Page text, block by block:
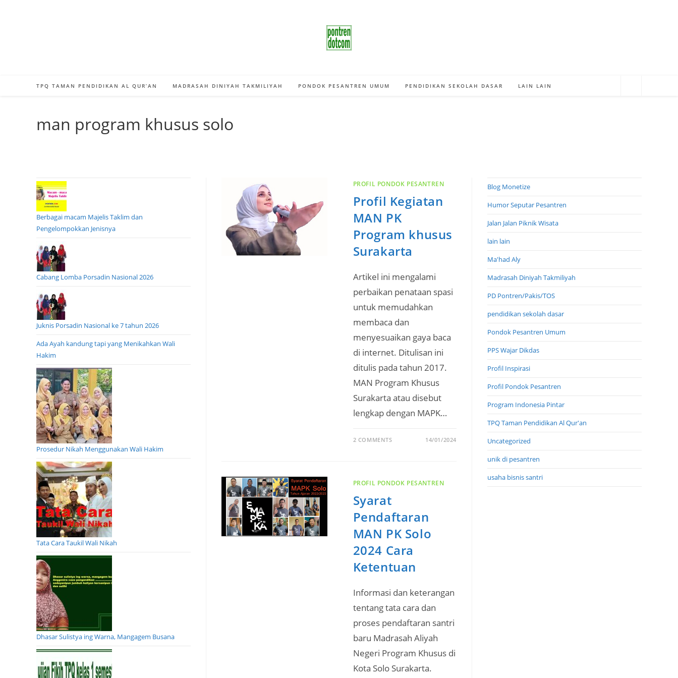
TPQ TAMAN PENDIDIKAN AL QUR’AN MADRASAH DINIYAH TAKMILIYAH PONDOK PESANTREN UMUM PENDIDIKAN SEKOLAH DASAR LAIN LAIN
man program khusus solo
PROFIL PONDOK PESANTREN
Profil Kegiatan
MAN PK
Program khusus
Surakarta
Artikel ini mengalami
perbaikan penataan spasi
untuk memudahkan
membaca dan
menyesuaikan gaya baca
di internet. Ditulisan ini
ditulis pada tahun 2017.
MAN Program Khusus
Surakarta atau disebut
lengkap dengan MAPK…
2 COMMENTS 14/01/2024
PROFIL PONDOK PESANTREN
Syarat
Pendaftaran
MAN PK Solo
2024 Cara
Ketentuan
Informasi dan keterangan
tentang tata cara dan
proses pendaftaran santri
baru Madrasah Aliyah
Negeri Program Khusus di
Kota Solo Surakarta.
Berbagai macam Majelis Taklim dan
Pengelompokkan Jenisnya
Cabang Lomba Porsadin Nasional 2026
Juknis Porsadin Nasional ke 7 tahun 2026
Ada Ayah kandung tapi yang Menikahkan Wali
Hakim
Prosedur Nikah Menggunakan Wali Hakim
Tata Cara Taukil Wali Nikah
Dhasar Sulistya ing Warna, Mangagem Busana
Blog Monetize
Humor Seputar Pesantren
Jalan Jalan Piknik Wisata
lain lain
Ma'had Aly
Madrasah Diniyah Takmiliyah
PD Pontren/Pakis/TOS
pendidikan sekolah dasar
Pondok Pesantren Umum
PPS Wajar Dikdas
Profil Inspirasi
Profil Pondok Pesantren
Program Indonesia Pintar
TPQ Taman Pendidikan Al Qur'an
Uncategorized
unik di pesantren
usaha bisnis santri